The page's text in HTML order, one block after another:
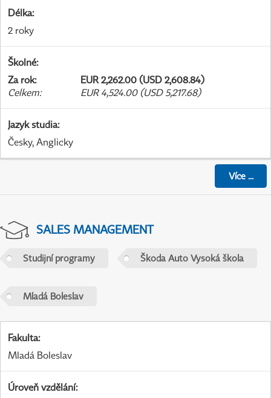
Délka:
2 roky
Školné:
Za rok:
EUR 2,262.00 (USD 2,608.84)
Celkem: EUR 4,524.00 (USD 5,217.68)
Jazyk studia:
Česky, Anglicky
Více...
SALES MANAGEMENT
Studijní programy Škoda Auto Vysoká škola
Mladá Boleslav
Fakulta:
Mladá Boleslav
Úroveň vzdělání: